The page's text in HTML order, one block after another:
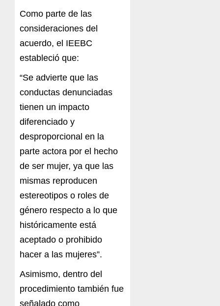
Como parte de las
consideraciones del
acuerdo, el IEEBC
estableció que:
“Se advierte que las
conductas denunciadas
tienen un impacto
diferenciado y
desproporcional en la
parte actora por el hecho
de ser mujer, ya que las
mismas reproducen
estereotipos o roles de
género respecto a lo que
históricamente está
aceptado o prohibido
hacer a las mujeres”.
Asimismo, dentro del
procedimiento también fue
señalado como